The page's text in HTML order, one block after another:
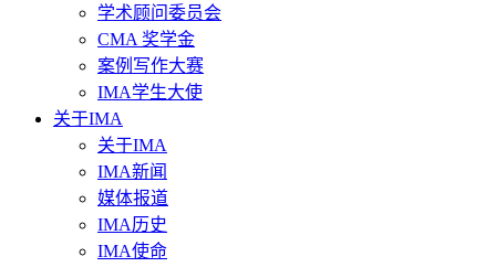
学术顾问委员会
CMA 奖学金
案例写作大赛
IMA学生大使
关于IMA
关于IMA
IMA新闻
媒体报道
IMA历史
IMA使命